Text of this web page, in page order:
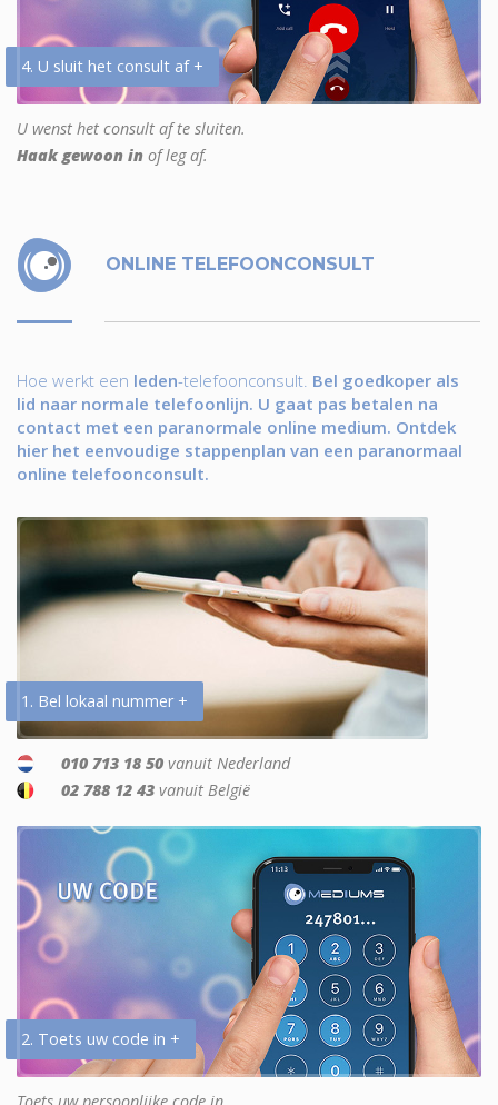
4. U sluit het consult af +
U wenst het consult af te sluiten.
Haak gewoon in of leg af.
ONLINE TELEFOONCONSULT
Hoe werkt een leden-telefoonconsult. Bel goedkoper als
lid naar normale telefoonlijn. U gaat pas betalen na
contact met een paranormale online medium. Ontdek
hier het eenvoudige stappenplan van een paranormaal
online telefoonconsult.
1. Bel lokaal nummer +
010 713 18 50 vanuit Nederland
02 788 12 43 vanuit België
2. Toets uw code in +
Toets uw persoonlijke code in.